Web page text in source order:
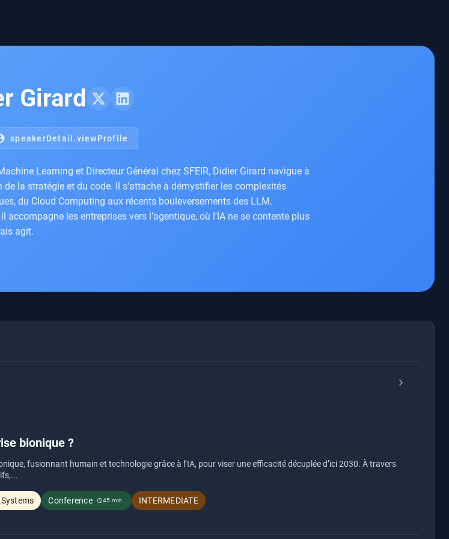
Girard
speakerDetail.viewProfile
Learning et Directeur Général chez SFEIR, Didier Girard navigue à
de la stratégie et du code. Il s'attache à démystifier les complexités
du Cloud Computing aux récents bouleversements des LLM.
accompagne les entreprises vers l’agentique, où l'IA ne se contente plus
agit.
chevron_right
bionique ?
fusionnant humain et technologie grâce à l’IA, pour viser une efficacité décuplée d’ici 2030. À travers
Conference schedule45 min. INTERMEDIATE